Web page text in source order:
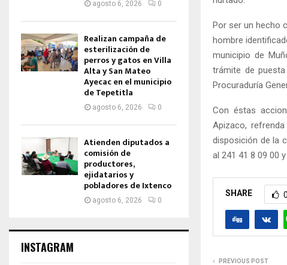
Por ser un hecho
hombre
municipio de
trámite de
Procuraduría
Con éstas
Apizaco,
disposición de la
al 241 41 8 09 00
SHARE 0
PREVIOUS POST
agosto 6, 2026 0
Realizan campaña de
esterilización de
perros y gatos en Villa
Alta y San Mateo
Ayecac en el municipio
de Tepetitla
agosto 6, 2026 0
Atienden diputados a
comisión de
productores,
ejidatarios y
pobladores de Ixtenco
agosto 6, 2026 0
INSTAGRAM